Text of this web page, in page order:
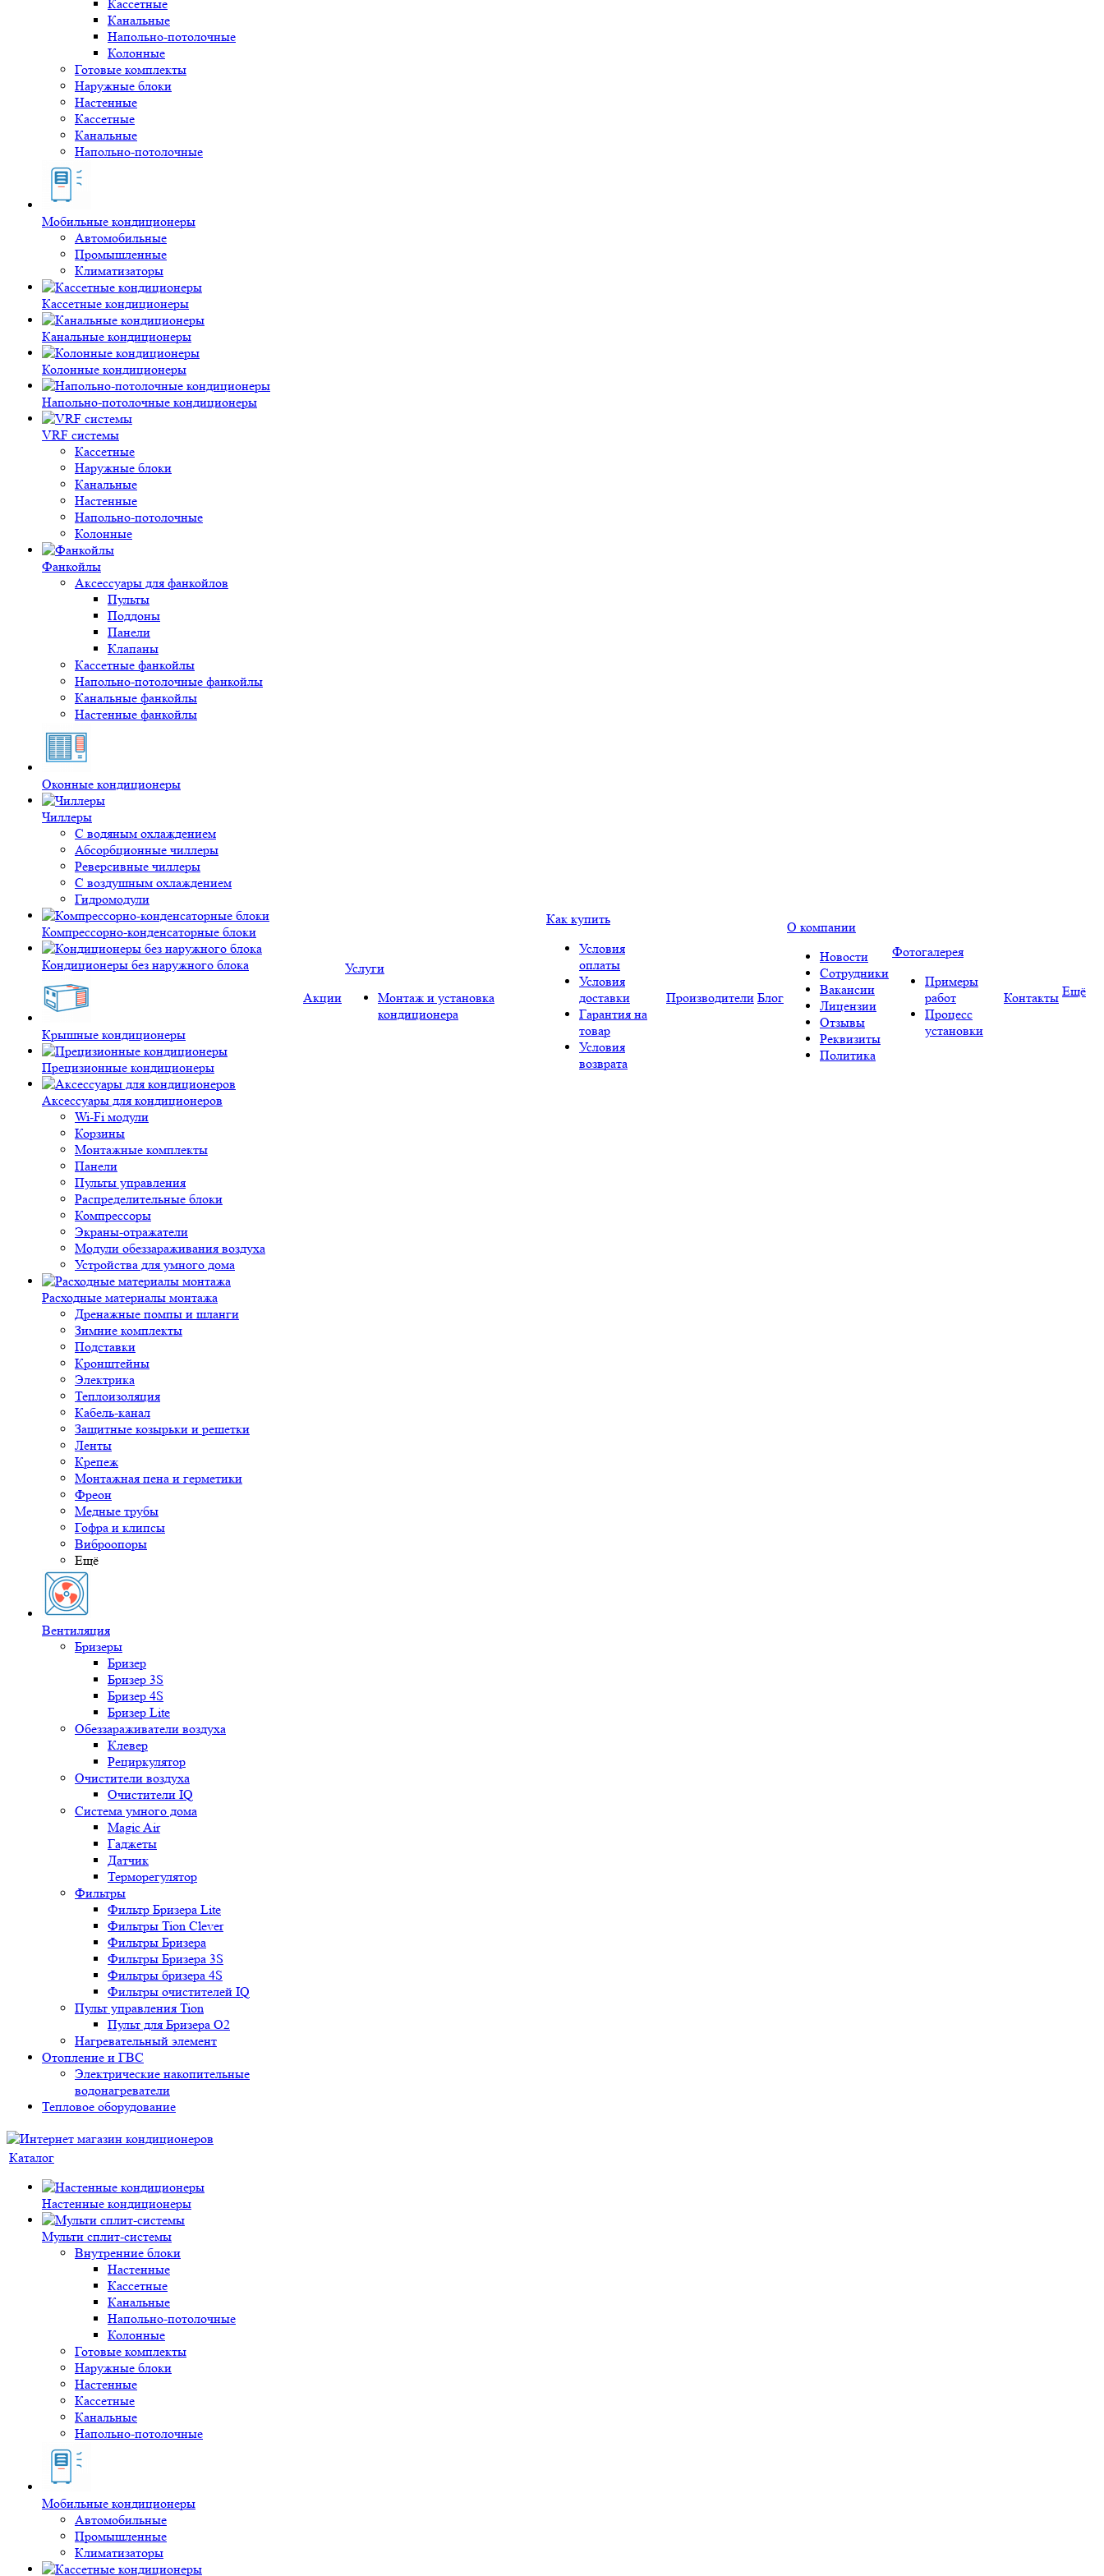
Кассетные
Канальные
Напольно-потолочные
Колонные
Готовые комплекты
Наружные блоки
Настенные
Кассетные
Канальные
Напольно-потолочные
Мобильные кондиционеры
Автомобильные
Промышленные
Климатизаторы
Кассетные кондиционеры
Канальные кондиционеры
Колонные кондиционеры
Напольно-потолочные кондиционеры
VRF системы
Кассетные
Наружные блоки
Канальные
Настенные
Напольно-потолочные
Колонные
Фанкойлы
Аксессуары для фанкойлов
Пульты
Поддоны
Панели
Клапаны
Кассетные фанкойлы
Напольно-потолочные фанкойлы
Канальные фанкойлы
Настенные фанкойлы
Оконные кондиционеры
Чиллеры
С водяным охлаждением
Абсорбционные чиллеры
Реверсивные чиллеры
С воздушным охлаждением
Гидромодули
Компрессорно-конденсаторные блоки
Кондиционеры без наружного блока
Крышные кондиционеры
Прецизионные кондиционеры
Аксессуары для кондиционеров
Wi-Fi модули
Корзины
Монтажные комплекты
Панели
Пульты управления
Распределительные блоки
Компрессоры
Экраны-отражатели
Модули обеззараживания воздуха
Устройства для умного дома
Расходные материалы монтажа
Дренажные помпы и шланги
Зимние комплекты
Подставки
Кронштейны
Электрика
Теплоизоляция
Кабель-канал
Защитные козырьки и решетки
Ленты
Крепеж
Монтажная пена и герметики
Фреон
Медные трубы
Гофра и клипсы
Виброопоры
Ещё
Вентиляция
Бризеры
Бризер
Бризер 3S
Бризер 4S
Бризер Lite
Обеззараживатели воздуха
Клевер
Рециркулятор
Очистители воздуха
Очистители IQ
Система умного дома
Magic Air
Гаджеты
Датчик
Терморегулятор
Фильтры
Фильтр Бризера Lite
Фильтры Tion Clever
Фильтры Бризера
Фильтры Бризера 3S
Фильтры бризера 4S
Фильтры очистителей IQ
Пульт управления Tion
Пульт для Бризера O2
Нагревательный элемент
Отопление и ГВС
Электрические накопительные
водонагреватели
Тепловое оборудование
Акции
Услуги
Монтаж и установка
кондиционера
Как купить
Условия
оплаты
Условия
доставки
Гарантия на
товар
Условия
возврата
Производители Блог
О компании
Новости
Сотрудники
Вакансии
Лицензии
Отзывы
Реквизиты
Политика
Фотогалерея
Примеры
работ
Процесс
установки
Контакты Ещё
Каталог
Настенные кондиционеры
Мульти сплит-системы
Внутренние блоки
Настенные
Кассетные
Канальные
Напольно-потолочные
Колонные
Готовые комплекты
Наружные блоки
Настенные
Кассетные
Канальные
Напольно-потолочные
Мобильные кондиционеры
Автомобильные
Промышленные
Климатизаторы